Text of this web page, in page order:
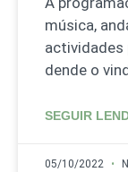
música,
actividades
dende o
SEGUIR
05/10/2022